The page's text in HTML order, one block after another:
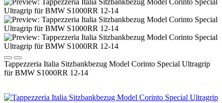
Tappezzeria Italia Sitzbankbezug Model Corinto Special Ultragrip
für BMW S1000RR 12-14